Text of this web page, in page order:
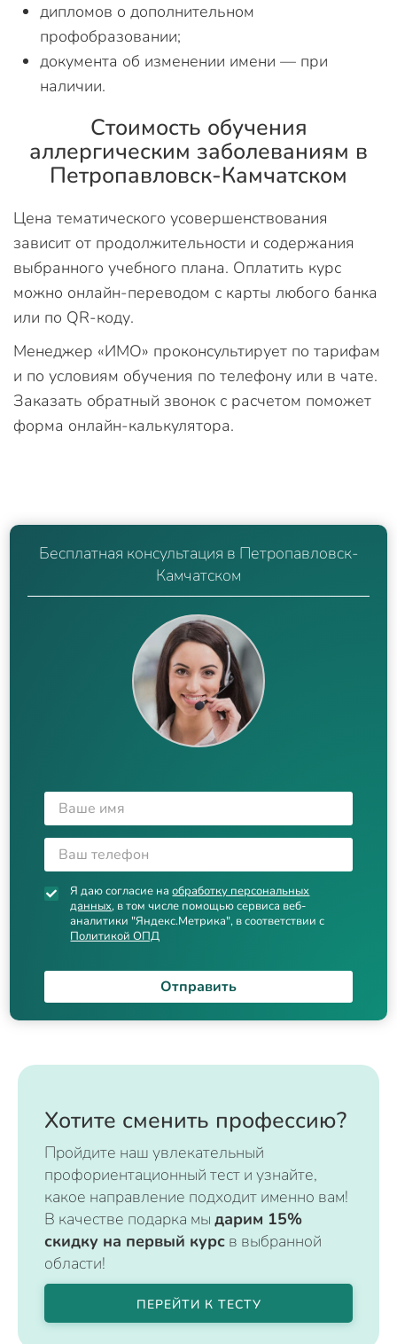
дипломов о дополнительном
профобразовании;
документа об изменении имени — при
наличии.
Стоимость обучения
аллергическим заболеваниям в
Петропавловск-Камчатском
Цена тематического усовершенствования
зависит от продолжительности и содержания
выбранного учебного плана. Оплатить курс
можно онлайн-переводом с карты любого банка
или по QR-коду.
Менеджер «ИМО» проконсультирует по тарифам
и по условиям обучения по телефону или в чате.
Заказать обратный звонок с расчетом поможет
форма онлайн-калькулятора.
Бесплатная консультация в Петропавловск-
Камчатском
Я даю согласие наобработку персональных
данных, в том числе помощью сервиса веб-
аналитики "Яндекс.Метрика", в соответствии с
Политикой ОПД
Отправить
Хотите сменить профессию?
Пройдите наш увлекательный
профориентационный тест и узнайте,
какое направление подходит именно вам!
В качестве подарка мы дарим 15%
скидку на первый курс в выбранной
области!
ПЕРЕЙТИ К ТЕСТУ